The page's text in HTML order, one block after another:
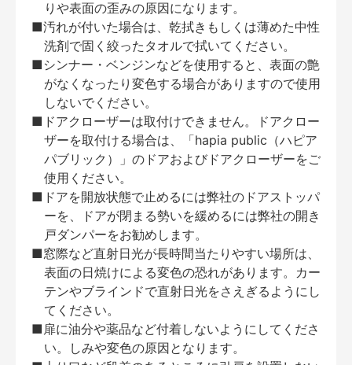
りや表面の歪みの原因になります。
■汚れが付いた場合は、乾拭きもしくは薄めた中性
洗剤で固く絞ったタオルで拭いてください。
■シンナー・ベンジンなどを使用すると、表面の艶
がなくなったり変色する場合がありますので使用
しないでください。
■ドアクローザーは取付けできません。ドアクロー
ザーを取付ける場合は、「hapia public（ハピア
パブリック）」のドアおよびドアクローザーをご
使用ください。
■ドアを開放状態で止めるには弊社のドアストッパ
ーを、ドアが閉まる勢いを緩めるには弊社の開き
戸ダンパーをお勧めします。
■窓際など直射日光が長時間当たりやすい場所は、
表面の日焼けによる変色の恐れがあります。カー
テンやブラインドで直射日光をさえぎるようにし
てください。
■扉に油分や薬品など付着しないようにしてくださ
い。しみや変色の原因となります。